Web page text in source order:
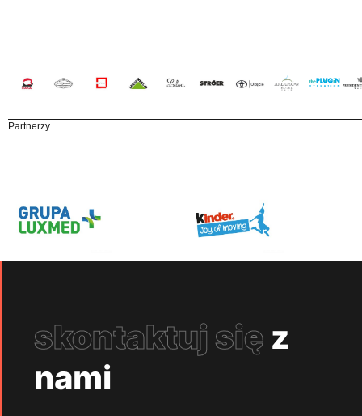
Partnerzy
skontaktuj się z
nami